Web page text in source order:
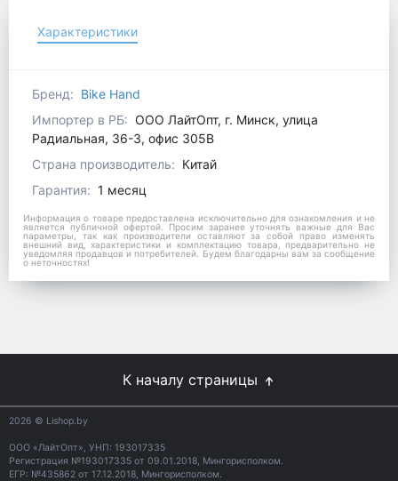
Характеристики
Бренд: Bike Hand
Импортер в РБ: ООО ЛайтОпт, г. Минск, улица
Радиальная, 36-3, офис 305В
Страна производитель: Китай
Гарантия: 1 месяц
Информация о товаре предоставлена исключительно для ознакомления и не
является публичной офертой. Просим заранее уточнять важные для Вас
параметры, так как производители оставляют за собой право изменять
внешний вид, характеристики и комплектацию товара, предварительно не
уведомляя продавцов и потребителей. Будем благодарны вам за сообщение
о неточностях!
К началу страницы
2026 © Lishop.by
ООО «ЛайтОпт», УНП: 193017335
Регистрация №193017335 от 09.01.2018, Мингорисполком.
ЕГР: №435862 от 17.12.2018, Мингорисполком.